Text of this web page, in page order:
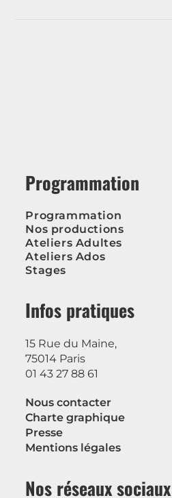
Programmation
Programmation
Nos productions
Ateliers Adultes
Ateliers Ados
Stages
Infos pratiques
15 Rue du Maine,
75014 Paris
01 43 27 88 61
Nous contacter
Charte graphique
Presse
Mentions légales
Nos réseaux sociaux